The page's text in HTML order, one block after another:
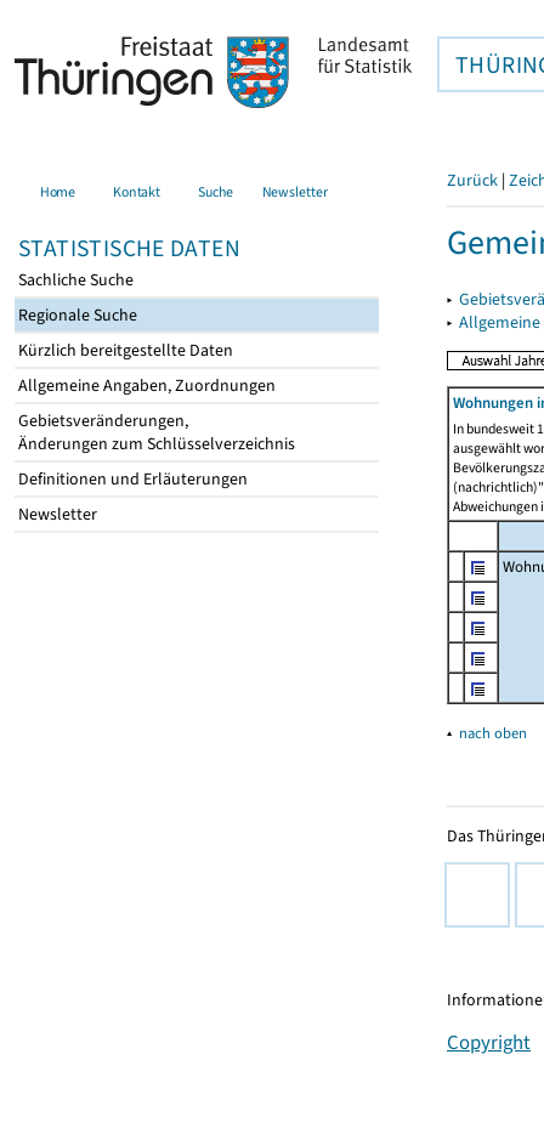
Home Kontakt Suche Newsletter
STATISTISCHE DATEN
Sachliche Suche
Regionale Suche
Kürzlich bereitgestellte Daten
Allgemeine Angaben, Zuordnungen
Gebietsveränderungen,
Änderungen zum Schlüsselverzeichnis
Definitionen und Erläuterungen
Newsletter
Zurück |
▸
▸
Wohnungen
In bundesweit
ausgewählt
Abweichungen
▴ nach oben
Das
Copyright